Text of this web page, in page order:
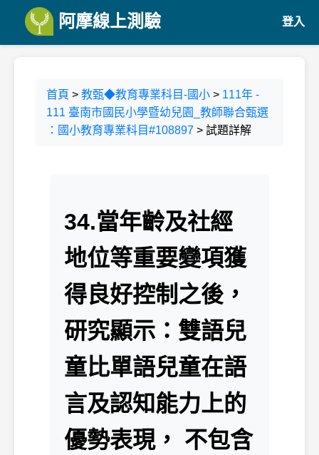
阿摩線上測驗 登入
首頁 > 教甄◆教育專業科目-國小 > 111年 -
111 臺南市國民小學暨幼兒園_教師聯合甄選
：國小教育專業科目#108897 > 試題詳解
34.當年齡及社經
地位等重要變項獲
得良好控制之後，
研究顯示：雙語兒
童比單語兒童在語
言及認知能力上的
優勢表現， 不包含